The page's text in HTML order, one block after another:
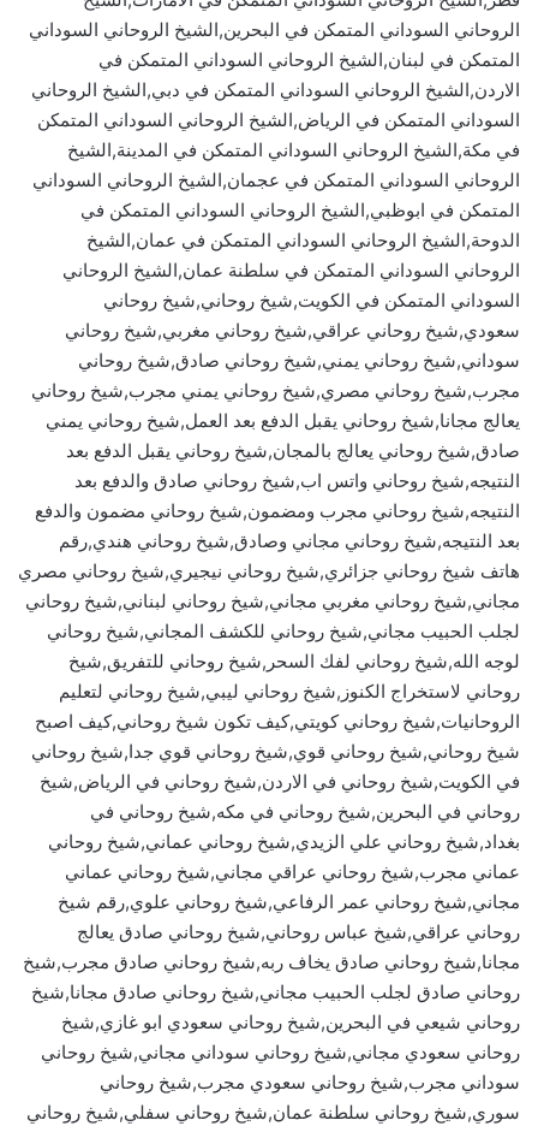
الروحاني السوداني المتمكن في البحرين,الشيخ الروحاني السوداني
المتمكن في لبنان,الشيخ الروحاني السوداني المتمكن في
الاردن,الشيخ الروحاني السوداني المتمكن في دبي,الشيخ الروحاني
السوداني المتمكن في الرياض,الشيخ الروحاني السوداني المتمكن
في مكة,الشيخ الروحاني السوداني المتمكن في المدينة,الشيخ
الروحاني السوداني المتمكن في عجمان,الشيخ الروحاني السوداني
المتمكن في ابوظبي,الشيخ الروحاني السوداني المتمكن في
الدوحة,الشيخ الروحاني السوداني المتمكن في عمان,الشيخ
الروحاني السوداني المتمكن في سلطنة عمان,الشيخ الروحاني
السوداني المتمكن في الكويت,شيخ روحاني,شيخ روحاني
سعودي,شيخ روحاني عراقي,شيخ روحاني مغربي,شيخ روحاني
سوداني,شيخ روحاني يمني,شيخ روحاني صادق,شيخ روحاني
مجرب,شيخ روحاني مصري,شيخ روحاني يمني مجرب,شيخ روحاني
يعالج مجانا,شيخ روحاني يقبل الدفع بعد العمل,شيخ روحاني يمني
صادق,شيخ روحاني يعالج بالمجان,شيخ روحاني يقبل الدفع بعد
النتيجه,شيخ روحاني واتس اب,شيخ روحاني صادق والدفع بعد
النتيجه,شيخ روحاني مجرب ومضمون,شيخ روحاني مضمون والدفع
بعد النتيجه,شيخ روحاني مجاني وصادق,شيخ روحاني هندي,رقم
هاتف شيخ روحاني جزائري,شيخ روحاني نيجيري,شيخ روحاني مصري
مجاني,شيخ روحاني مغربي مجاني,شيخ روحاني لبناني,شيخ روحاني
لجلب الحبيب مجاني,شيخ روحاني للكشف المجاني,شيخ روحاني
لوجه الله,شيخ روحاني لفك السحر,شيخ روحاني للتفريق,شيخ
روحاني لاستخراج الكنوز,شيخ روحاني ليبي,شيخ روحاني لتعليم
الروحانيات,شيخ روحاني كويتي,كيف تكون شيخ روحاني,كيف اصبح
شيخ روحاني,شيخ روحاني قوي,شيخ روحاني قوي جدا,شيخ روحاني
في الكويت,شيخ روحاني في الاردن,شيخ روحاني في الرياض,شيخ
روحاني في البحرين,شيخ روحاني في مكه,شيخ روحاني في
بغداد,شيخ روحاني علي الزيدي,شيخ روحاني عماني,شيخ روحاني
عماني مجرب,شيخ روحاني عراقي مجاني,شيخ روحاني عماني
مجاني,شيخ روحاني عمر الرفاعي,شيخ روحاني علوي,رقم شيخ
روحاني عراقي,شيخ عباس روحاني,شيخ روحاني صادق يعالج
مجانا,شيخ روحاني صادق يخاف ربه,شيخ روحاني صادق مجرب,شيخ
روحاني صادق لجلب الحبيب مجاني,شيخ روحاني صادق مجانا,شيخ
روحاني شيعي في البحرين,شيخ روحاني سعودي ابو غازي,شيخ
روحاني سعودي مجاني,شيخ روحاني سوداني مجاني,شيخ روحاني
سوداني مجرب,شيخ روحاني سعودي مجرب,شيخ روحاني
سوري,شيخ روحاني سلطنة عمان,شيخ روحاني سفلي,شيخ روحاني